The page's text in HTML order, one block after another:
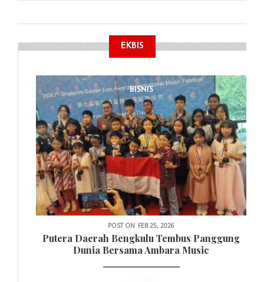
EKBIS
BISNIS
POST ON FEB 25, 2026
Putera Daerah Bengkulu Tembus Panggung
Dunia Bersama Ambara Music